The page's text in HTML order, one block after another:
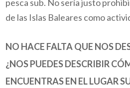
pesca sub. No sería justo
de las Islas Baleares como
NO HACE FALTA QUE NOS
¿NOS PUEDES DESCRIBIR
ENCUENTRAS EN EL LUGAR